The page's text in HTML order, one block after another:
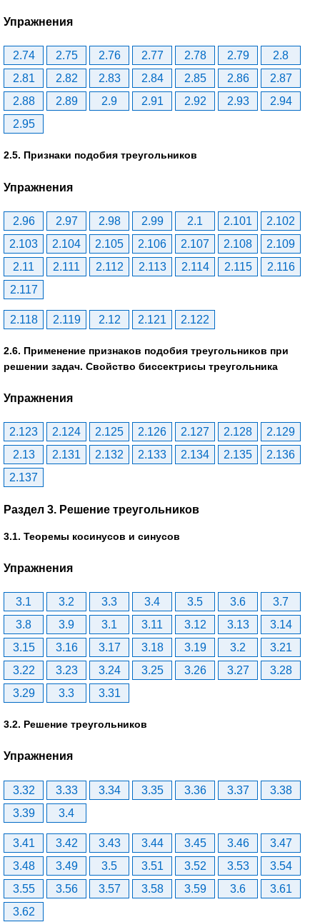
Упражнения
2.74 2.75 2.76 2.77 2.78 2.79
2.8
2.81
2.82 2.83 2.84 2.85 2.86
2.87
2.88
2.89 2.9 2.91 2.92 2.93
2.94
2.95
2.5. Признаки подобия треугольников
Упражнения
2.96 2.97 2.98 2.99 2.1 2.101
2.102
2.103
2.104 2.105 2.106 2.107 2.108
2.109
2.11
2.111 2.112 2.113 2.114 2.115
2.116
2.117
2.118 2.119 2.12 2.121 2.122
2.6. Применение признаков подобия треугольников при
решении задач. Свойство биссектрисы треугольника
Упражнения
2.123 2.124 2.125 2.126 2.127 2.128
2.129
2.13
2.131 2.132 2.133 2.134 2.135
2.136
2.137
Раздел 3. Решение треугольников
3.1. Теоремы косинусов и синусов
Упражнения
3.1 3.2 3.3 3.4 3.5 3.6
3.7
3.8
3.9 3.1 3.11 3.12 3.13
3.14
3.15
3.16 3.17 3.18 3.19 3.2
3.21
3.22
3.23 3.24 3.25 3.26 3.27
3.28
3.29
3.3 3.31
3.2. Решение треугольников
Упражнения
3.32 3.33 3.34 3.35 3.36 3.37
3.38
3.39
3.4
3.41 3.42 3.43 3.44 3.45 3.46
3.47
3.48
3.49 3.5 3.51 3.52 3.53
3.54
3.55
3.56 3.57 3.58 3.59 3.6
3.61
3.62